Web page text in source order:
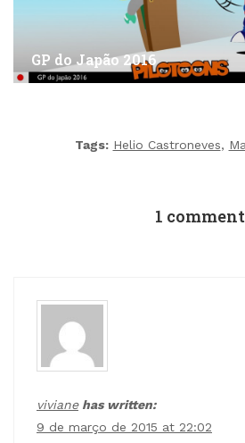
GP do Japão 2016
Tags: Helio Castroneves,
1 comment
vivianehas written:
9 de março de 2015 at 22:02